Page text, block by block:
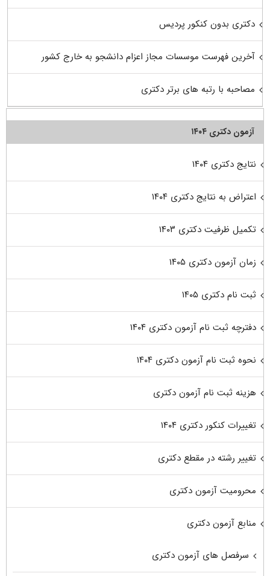
دکتری بدون کنکور پردیس
آخرین فهرست موسسات مجاز اعزام دانشجو به خارج کشور
مصاحبه با رتبه های برتر دکتری
آزمون دکتری ۱۴۰۴
نتایج دکتری ۱۴۰۴
اعتراض به نتایج دکتری ۱۴۰۴
تکمیل ظرفیت دکتری ۱۴۰۳
زمان آزمون دکتری ۱۴۰۵
ثبت نام دکتری ۱۴۰۵
دفترچه ثبت نام آزمون دکتری ۱۴۰۴
نحوه ثبت نام آزمون دکتری ۱۴۰۴
هزینه ثبت نام آزمون دکتری
تغییرات کنکور دکتری ۱۴۰۴
تغییر رشته در مقطع دکتری
محرومیت آزمون دکتری
منابع آزمون دکتری
سرفصل های آزمون دکتری